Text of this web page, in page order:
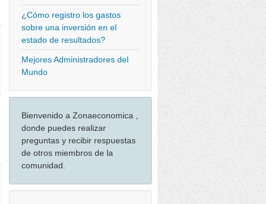
¿Cómo registro los gastos
sobre una inversión en el
estado de resultados?
Mejores Administradores del
Mundo
Bienvenido a Zonaeconomica ,
donde puedes realizar
preguntas y recibir respuestas
de otros miembros de la
comunidad.